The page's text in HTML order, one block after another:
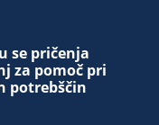
se pričenja
za pomoč pri
potrebščin